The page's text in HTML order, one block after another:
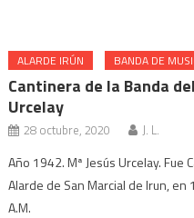
ALARDE IRÚN BANDA DE
Cantinera de la Banda
Urcelay
28 octubre, 2020 J. L.
Año 1942. Mª Jesús Urcelay. Fue
Alarde de San Marcial de Irun,
A.M.